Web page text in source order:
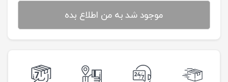
موجود شد به من اطلاع بده